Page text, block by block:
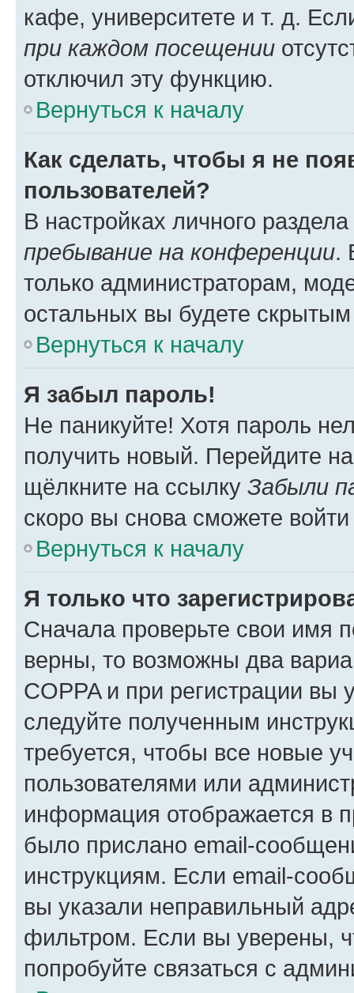
кафе, университете и т. д.
при каждом посещении
отключил эту функцию.
Вернуться к началу
Как сделать, чтобы я не
пользователей?
В настройках личного
пребывание на конференции.
только администраторам,
остальных вы будете
Вернуться к началу
Я забыл пароль!
Не паникуйте! Хотя пароль
получить новый. Перейдите
щёлкните на ссылку Забыли
скоро вы снова сможете
Вернуться к началу
Я только что
Сначала проверьте свои имя
верны, то возможны два
COPPA и при регистрации вы
следуйте полученным
требуется, чтобы все новые
пользователями или
информация отображается в
было прислано email-
инструкциям. Если email-
вы указали неправильный
фильтром. Если вы уверены,
попробуйте связаться с